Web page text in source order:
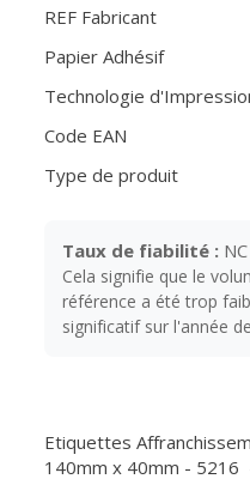
REF Fabricant
Papier Adhésif
Technologie
Code EAN
Type de produit
Taux de fiabilité :
Cela signifie que le
référence a été trop
significatif sur l'année
Etiquettes
140mm x 40mm - 5216